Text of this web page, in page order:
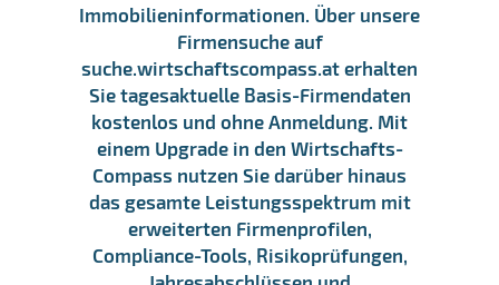
Immobilieninformationen. Über unsere
Firmensuche auf
suche.wirtschaftscompass.at erhalten
Sie tagesaktuelle Basis-Firmendaten
kostenlos und ohne Anmeldung. Mit
einem Upgrade in den Wirtschafts-
Compass nutzen Sie darüber hinaus
das gesamte Leistungsspektrum mit
erweiterten Firmenprofilen,
Compliance-Tools, Risikoprüfungen,